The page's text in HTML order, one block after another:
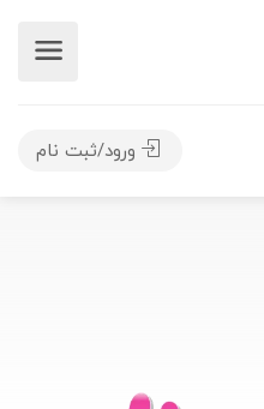
ورود/ثبت نام